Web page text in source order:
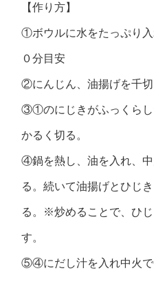
【作り方】
①ボウルに水をたっぷり
０分目安
②にんじん、油揚げを千切
③①のにじきがふっくらし
かるく切る。
④鍋を熱し、油を入れ、
る。続いて油揚げとひじ
る。※炒めることで、ひ
す。
⑤④にだし汁を入れ中火